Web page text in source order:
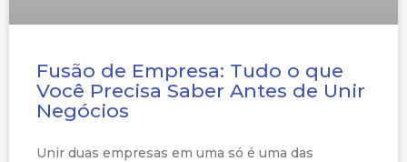
Fusão de Empresa: Tudo o que
Você Precisa Saber Antes de Unir
Negócios
Unir duas empresas em uma só é uma das